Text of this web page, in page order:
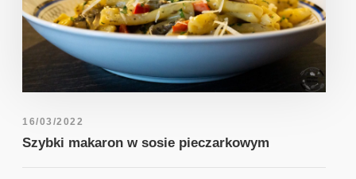
16/03/2022
Szybki makaron w sosie pieczarkowym